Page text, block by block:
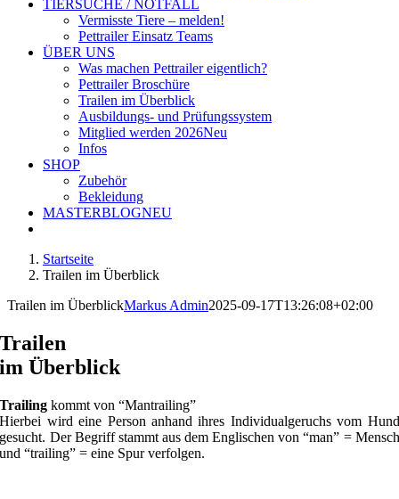
TIERSUCHE / NOTFALL
Vermisste Tiere – melden!
Pettrailer Einsatz Teams
ÜBER UNS
Was machen Pettrailer eigentlich?
Pettrailer Broschüre
Trailen im Überblick
Ausbildungs- und Prüfungssystem
Mitglied werden 2026Neu
Infos
SHOP
Zubehör
Bekleidung
MASTERBLOGNEU
Startseite
Trailen im Überblick
Trailen im ÜberblickMarkus Admin2025-09-17T13:26:08+02:00
Trailen
im Überblick
Trailing kommt von “Mantrailing”
Hierbei wird eine Person anhand ihres Individualgeruchs vom Hund
gesucht. Der Begriff stammt aus dem Englischen von “man” = Mensch
und “trailing” = eine Spur verfolgen.